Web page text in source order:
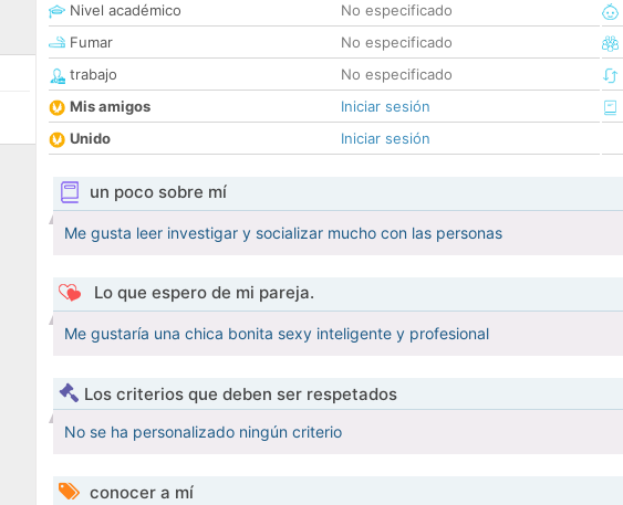
Nivel académico
No especificado
Fumar
No especificado
trabajo
No especificado
Mis amigos
Iniciar sesión
Unido
Iniciar sesión
un poco sobre mí
Me gusta leer investigar y socializar mucho con las personas
Lo que espero de mi pareja.
Me gustaría una chica bonita sexy inteligente y profesional
Los criterios que deben ser respetados
No se ha personalizado ningún criterio
conocer a mí